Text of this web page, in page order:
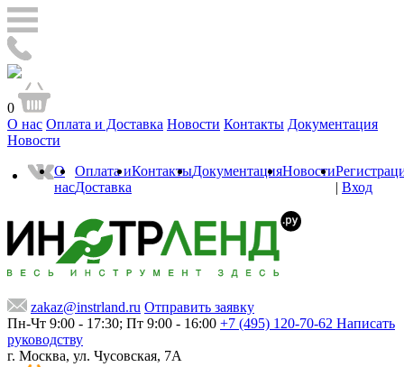
0
О нас Оплата и Доставка Новости Контакты Документация
Новости
О
нас
Оплата и
Доставка
КонтактыДокументацияНовости
| Вход
zakaz@instrland.ru Отправить заявку
Пн-Чт 9:00 - 17:30; Пт 9:00 - 16:00 +7 (495) 120-70-62 Написать
руководству
г. Москва, ул. Чусовская, 7А